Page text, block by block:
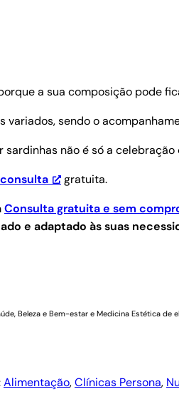
a sua composição pode
sendo o
não é só a
gratuita.
Consulta gratuita e sem
e adaptado às suas
Beleza e Bem-estar e Medicina Estética
Alimentação, Clínicas Persona,